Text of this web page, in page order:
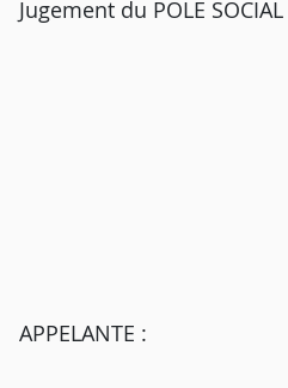
Jugement du POLE
APPELANTE :